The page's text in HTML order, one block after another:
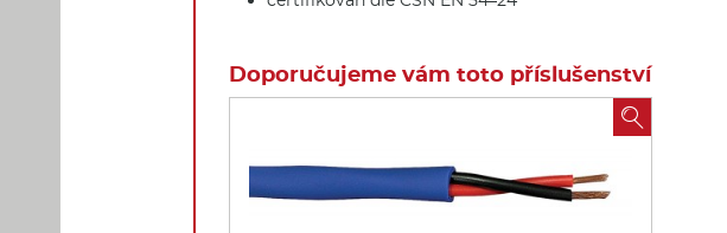
Doporučujeme vám toto příslušenství
